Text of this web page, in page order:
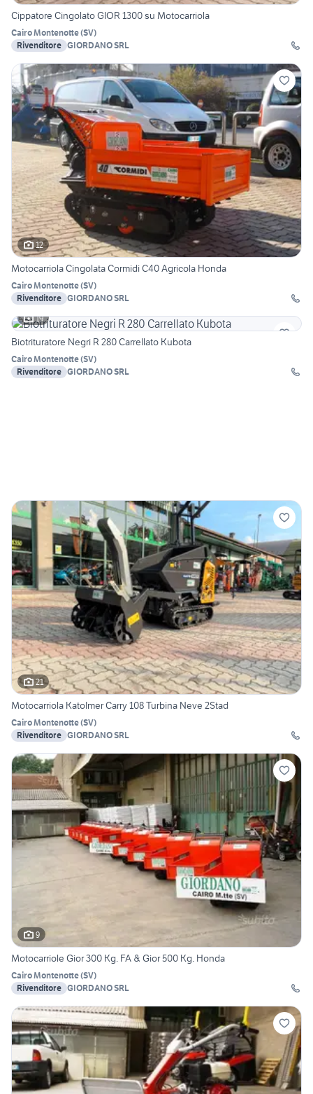
Cippatore Cingolato GIOR 1300 su Motocarriola
Cairo Montenotte(SV)
Rivenditore GIORDANO SRL
12
Motocarriola Cingolata Cormidi C40 Agricola Honda
Cairo Montenotte(SV)
Rivenditore GIORDANO SRL
19
Biotrituratore Negri R 280 Carrellato Kubota
Cairo Montenotte(SV)
Rivenditore GIORDANO SRL
21
Motocarriola KatoImer Carry 108 Turbina Neve 2Stad
Cairo Montenotte(SV)
Rivenditore GIORDANO SRL
9
Motocarriole Gior 300 Kg. FA & Gior 500 Kg. Honda
Cairo Montenotte(SV)
Rivenditore GIORDANO SRL